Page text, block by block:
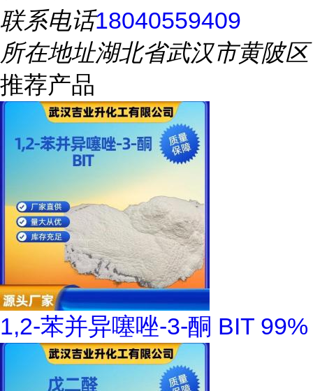
联系电话18040559409
所在地址湖北省武汉市黄陂区
推荐产品
1,2-苯并异噻唑-3-酮 BIT 99%